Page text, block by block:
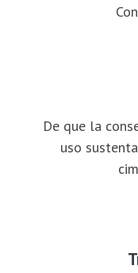
De que la
uso